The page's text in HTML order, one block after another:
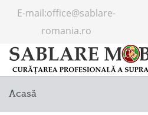
E-mail:office@sablare-
romania.ro
Home
Acasă